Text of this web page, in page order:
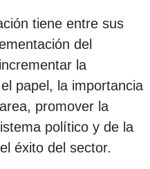
tiene entre sus
del
la
papel, la importancia
promover la
político y de la
éxito del sector.